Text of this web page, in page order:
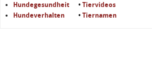
Hundegesundheit • Tiervideos
Hundeverhalten • Tiernamen